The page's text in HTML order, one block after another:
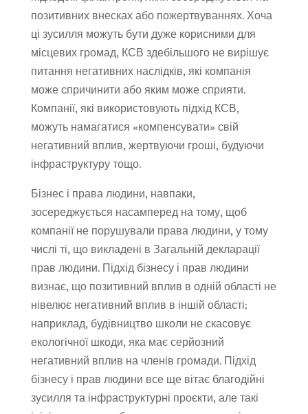
позитивних внесках або пожертвуваннях. Хоча
ці зусилля можуть бути дуже корисними для
місцевих громад, КСВ здебільшого не вирішує
питання негативних наслідків, які компанія
може спричинити або яким може сприяти.
Компанії, які використовують підхід КСВ,
можуть намагатися «компенсувати» свій
негативний вплив, жертвуючи гроші, будуючи
інфраструктуру тощо.
Бізнес і права людини, навпаки,
зосереджується насамперед на тому, щоб
компанії не порушували права людини, у тому
числі ті, що викладені в Загальній декларації
прав людини. Підхід бізнесу і прав людини
визнає, що позитивний вплив в одній області не
нівелює негативний вплив в іншій області;
наприклад, будівництво школи не скасовує
екологічної шкоди, яка має серйозний
негативний вплив на членів громади. Підхід
бізнесу і прав людини все ще вітає благодійні
зусилля та інфраструктурні проєкти, але такі